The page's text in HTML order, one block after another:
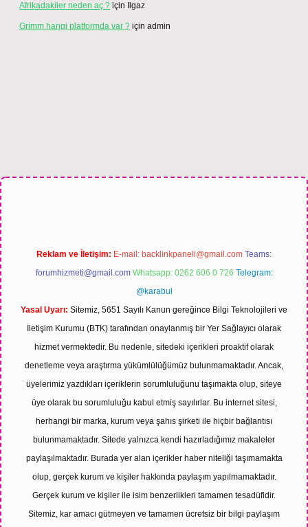
Afrikadakiler neden aç ? için Ilgaz
Grimm hangi platformda var ? için admin
sitesi
Reklam ve İletişim: E-mail: backlinkpaneli@gmail.com Teams:
forumhizmeti@gmail.com Whatsapp: 0262 606 0 726 Telegram:
@karabul
Yasal Uyarı: Sitemiz, 5651 Sayılı Kanun gereğince Bilgi Teknolojileri ve
İletişim Kurumu (BTK) tarafından onaylanmış bir Yer Sağlayıcı olarak
hizmet vermektedir. Bu nedenle, sitedeki içerikleri proaktif olarak
denetleme veya araştırma yükümlülüğümüz bulunmamaktadır. Ancak,
üyelerimiz yazdıkları içeriklerin sorumluluğunu taşımakta olup, siteye
üye olarak bu sorumluluğu kabul etmiş sayılırlar. Bu internet sitesi,
herhangi bir marka, kurum veya şahıs şirketi ile hiçbir bağlantısı
bulunmamaktadır. Sitede yalnızca kendi hazırladığımız makaleler
paylaşılmaktadır. Burada yer alan içerikler haber niteliği taşımamakta
olup, gerçek kurum ve kişiler hakkında paylaşım yapılmamaktadır.
Gerçek kurum ve kişiler ile isim benzerlikleri tamamen tesadüfidir.
Sitemiz, kar amacı gütmeyen ve tamamen ücretsiz bir bilgi paylaşım